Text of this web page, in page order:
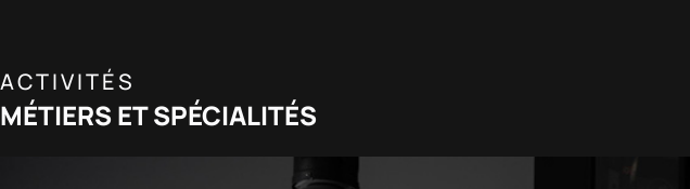
ACTIVITÉS
MÉTIERS ET SPÉCIALITÉS